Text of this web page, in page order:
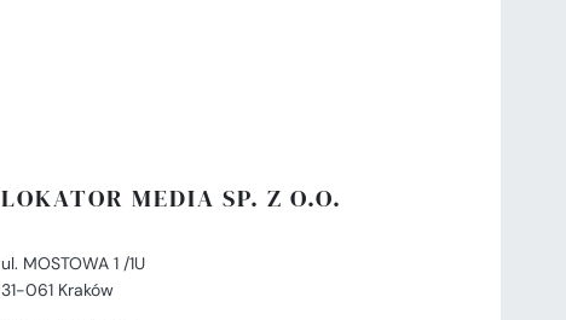
LOKATOR MEDIA SP. Z O.O.
ul. MOSTOWA 1 /1U
31-061 Kraków